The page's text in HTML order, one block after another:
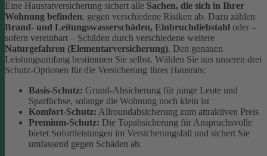
Eine Hausratversicherung sichert alle Sachen, die sich in Ihrer
Wohnung befinden, gegen verschiedene Risiken ab. Dazu zählen
Brand- und Leitungswasserschäden, Einbruchdiebstahl oder –
sofern vereinbart – Schäden durch verschiedene weitere
Naturgefahren (Elementarversicherung). Den genauen
Leistungsumfang bestimmen Sie selbst. Wählen Sie aus unseren drei
Schutz-Optionen für die Versicherung Ihres Hausrats:
Basis-Schutz: Grund-Absicherung für junge Leute und
Sparfüchse, solange die Wohnung noch klein ist
Komfort-Schutz: Allroundabsicherung zum attraktiven Preis
Premium-Schutz: Die Topabsicherung für Anspruchsvolle
bietet Sofortleistungen im Versicherungsfall und sichert Sie
umfassend gegen Schäden ab.